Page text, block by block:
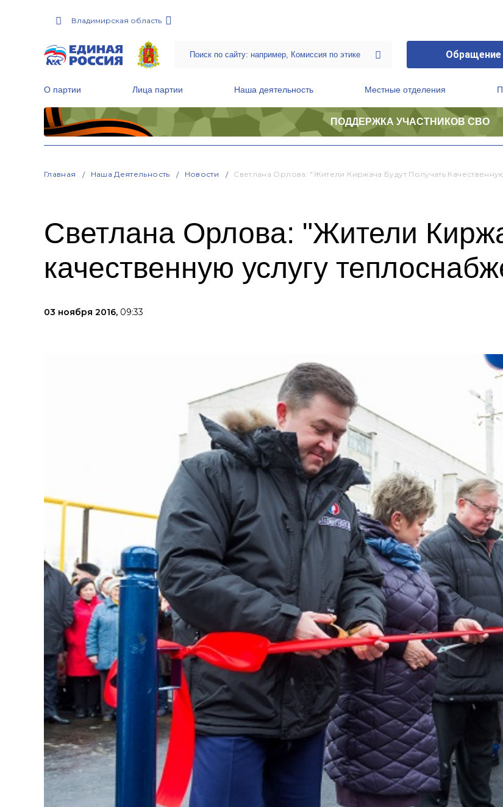
Владимирская область
Обращение
О партии Лица партии Наша деятельность Местные отделения
ПОДДЕРЖКА УЧАСТНИКОВ СВО
Главная Наша Деятельность Новости Светлана Орлова: "Жители Киржача Будут Получать
Светлана Орлова: "Жители
качественную услугу
03 ноября 2016, 09:33